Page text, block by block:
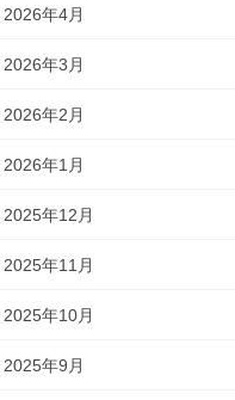
2026年4月
2026年3月
2026年2月
2026年1月
2025年12月
2025年11月
2025年10月
2025年9月